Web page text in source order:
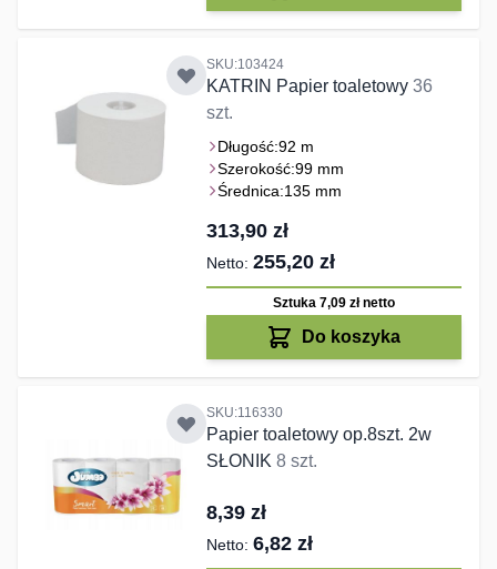
SKU:103424
KATRIN Papier toaletowy 36
szt.
Długość:92 m
Szerokość:99 mm
Średnica:135 mm
313,90 zł
255,20 zł
Sztuka 7,09 złnetto
Do koszyka
SKU:116330
Papier toaletowy op.8szt. 2w
SŁONIK 8 szt.
8,39 zł
6,82 zł